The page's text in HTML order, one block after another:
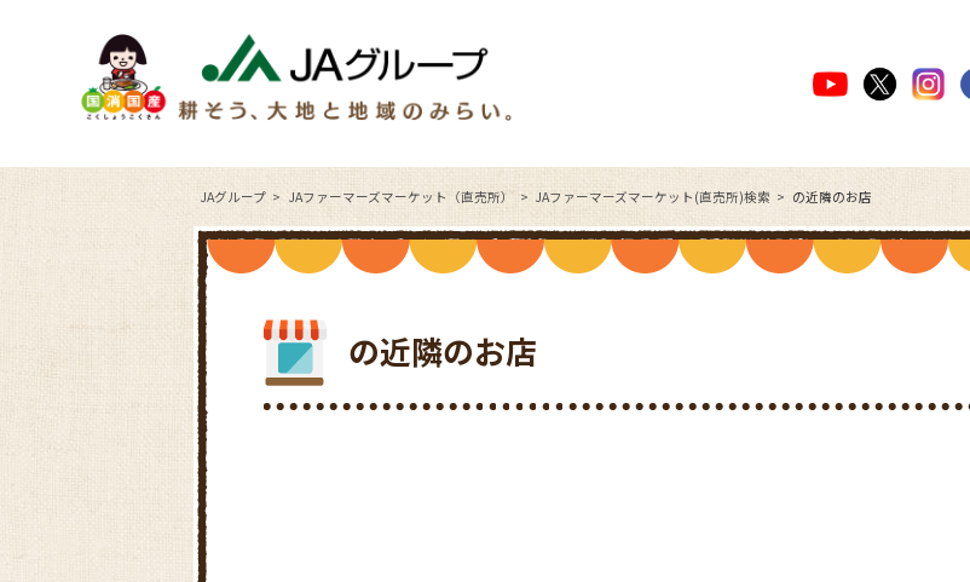
JAグループ JAファーマーズマーケット（直売所） JAファーマーズマーケット(直売所)検索 の近隣のお店
の近隣のお店